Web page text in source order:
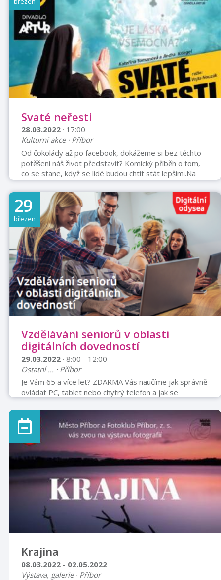
Svaté neřesti
28.03.2022 · 17:00
Kulturní akce · Příbor
Od čokolády až po facebook, dokážeme si bez těchto
potěšení náš život představit? Komický příběh o tom,
co se stane, když se lidé budou chtít stát lepšími.​Na
poutním místě se u tajemného pana Gabriela postupně
vystřídají nespokojení manželé Peškovi – Marie, žena v
domácnosti, a Ivan, manažer velké firmy. Dále přijde
známý divadelní a filmový herec Petr Serafín a v
neposlední řadě mladá dívka Angelika Vodičková, která
nakonec zůstane na poutním místě jako úslužná
jeptiška. Všichni své lidské neř ...
29
březen
Vzdělávání seniorů v oblasti
digitálních dovedností
29.03.2022 · 8:00 - 12:00
Ostatní ... · Příbor
Je Vám 65 a více let? ZDARMA Vás naučíme jak správně
ovládat PC, tablet nebo chytrý telefon a jak se
Čtyřhodinový seminář pro 15 účastníků. Akce proběhne
v Městské knihovně Příbor
Krajina
08.03.2022 - 02.05.2022
Výstava, galerie · Příbor